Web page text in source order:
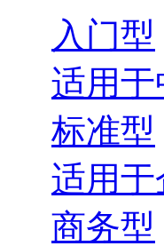
入门型
适用
标准型
适用
商务型